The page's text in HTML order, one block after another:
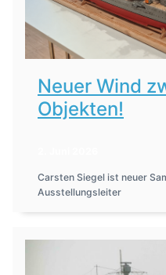
Neuer Wind
Objekten!
Carsten Siegel ist neuer
Ausstellungsleiter